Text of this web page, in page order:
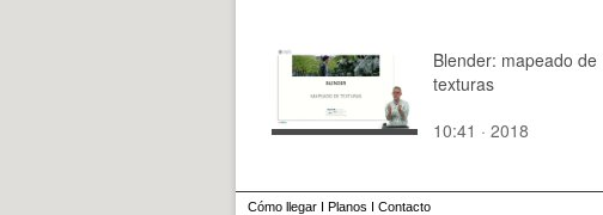
Blender: mapeado de
texturas
10:41 · 2018
Cómo llegar I Planos I Contacto